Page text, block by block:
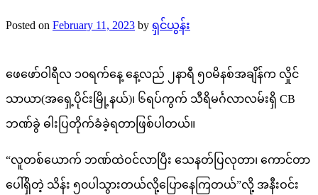
Posted on February 11, 2023 by ရှင်ယွန်း
ဖေဖော်ဝါရီလ ၁၀ရက်နေ့ နေ့လည် ၂နာရီ ၅၀မိနစ်အချိန်က လှိုင်
သာယာ(အရှေ့ပိုင်းမြို့နယ်)၊ ၆ရပ်ကွက် သီရိမင်္ဂလာလမ်းရှိ CB
ဘဏ်ခွဲ ဓါးပြတိုက်ခံခဲ့ရတာဖြစ်ပါတယ်။
“လူတစ်ယောက် ဘဏ်ထဲဝင်လာပြီး သေနတ်ပြလုတာ၊ ကောင်တာ
ပေါ်ရှိတဲ့ သိန်း ၅၀ပါသွားတယ်လို့ပြောနေကြတယ်”လို့ အနီးဝင်း